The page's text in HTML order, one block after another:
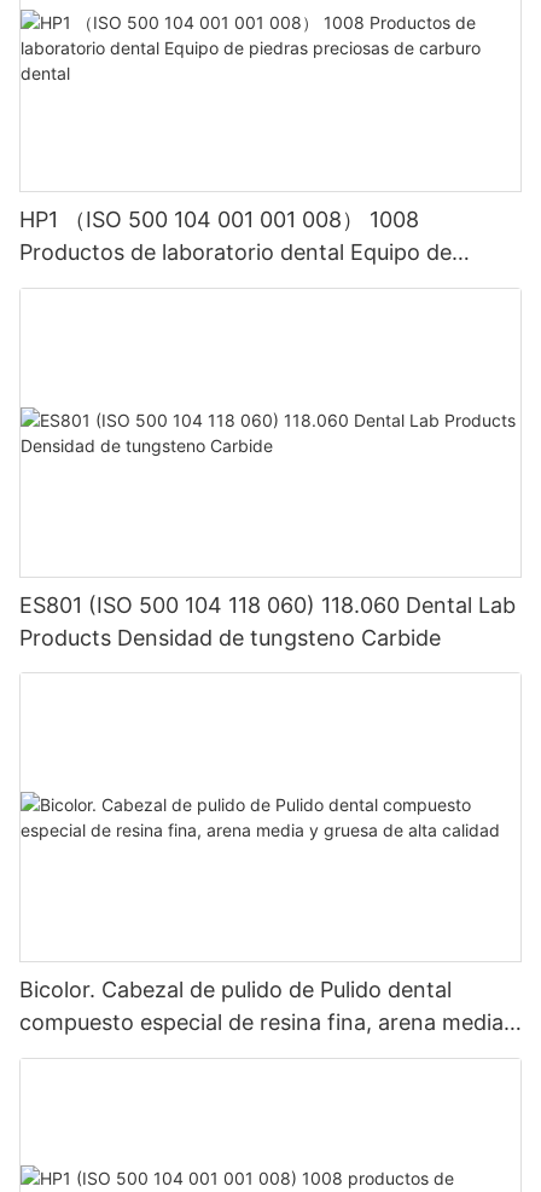
HP1 （ISO 500 104 001 001 008） 1008
Productos de laboratorio dental Equipo de
piedras preciosas de carburo dental
ES801 (ISO 500 104 118 060) 118.060 Dental Lab
Products Densidad de tungsteno Carbide
Bicolor. Cabezal de pulido de Pulido dental
compuesto especial de resina fina, arena media y
gruesa de alta calidad